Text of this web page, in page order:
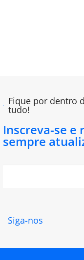
Fique por dentro
tudo!
Inscreva-se e
sempre
Siga-nos